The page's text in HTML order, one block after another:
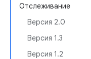
Отслеживание
Версия 2.0
Версия 1.3
Версия 1.2